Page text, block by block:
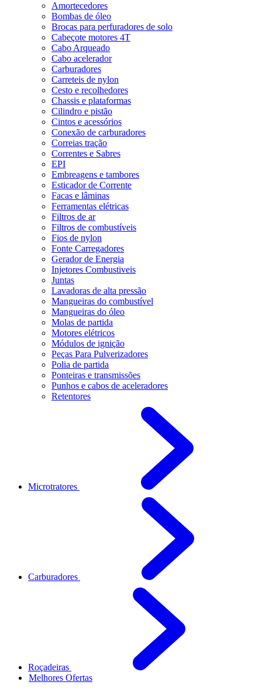
Amortecedores
Bombas de óleo
Brocas para perfuradores de solo
Cabeçote motores 4T
Cabo Arqueado
Cabo acelerador
Carburadores
Carreteis de nylon
Cesto e recolhedores
Chassis e plataformas
Cilindro e pistão
Cintos e acessórios
Conexão de carburadores
Correias tração
Correntes e Sabres
EPI
Embreagens e tambores
Esticador de Corrente
Facas e lâminas
Ferramentas elétricas
Filtros de ar
Filtros de combustíveis
Fios de nylon
Fonte Carregadores
Gerador de Energia
Injetores Combustiveis
Juntas
Lavadoras de alta pressão
Mangueiras do combustível
Mangueiras do óleo
Molas de partida
Motores elétricos
Módulos de ignição
Peças Para Pulverizadores
Polia de partida
Ponteiras e transmissões
Punhos e cabos de aceleradores
Retentores
Microtratores
Carburadores
Roçadeiras
Melhores Ofertas